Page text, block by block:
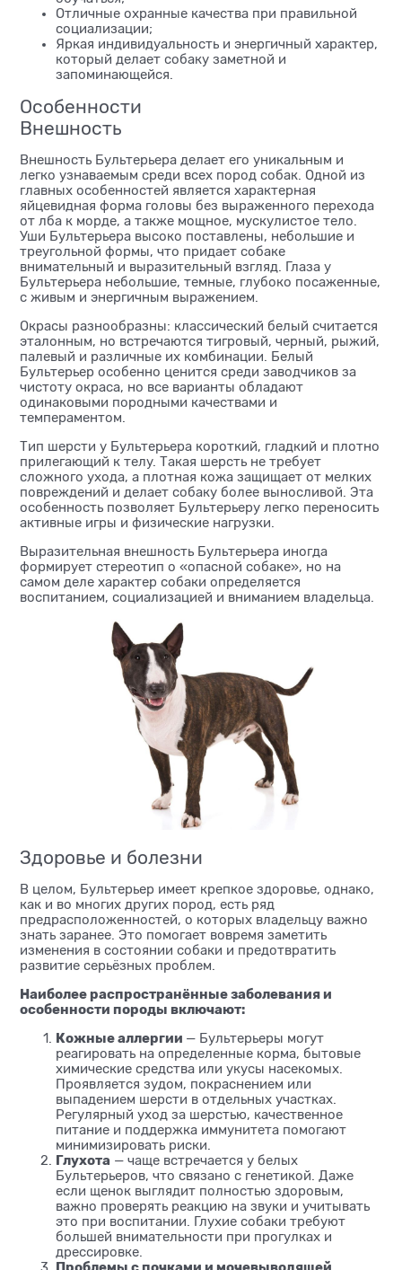
Отличные охранные качества при правильной
социализации;
Яркая индивидуальность и энергичный характер,
который делает собаку заметной и
запоминающейся.
Особенности
Внешность
Внешность Бультерьера делает его уникальным и
легко узнаваемым среди всех пород собак. Одной из
главных особенностей является характерная
яйцевидная форма головы без выраженного перехода
от лба к морде, а также мощное, мускулистое тело.
Уши Бультерьера высоко поставлены, небольшие и
треугольной формы, что придает собаке
внимательный и выразительный взгляд. Глаза у
Бультерьера небольшие, темные, глубоко посаженные,
с живым и энергичным выражением.
Окрасы разнообразны: классический белый считается
эталонным, но встречаются тигровый, черный, рыжий,
палевый и различные их комбинации. Белый
Бультерьер особенно ценится среди заводчиков за
чистоту окраса, но все варианты обладают
одинаковыми породными качествами и
темпераментом.
Тип шерсти у Бультерьера короткий, гладкий и плотно
прилегающий к телу. Такая шерсть не требует
сложного ухода, а плотная кожа защищает от мелких
повреждений и делает собаку более выносливой. Эта
особенность позволяет Бультерьеру легко переносить
активные игры и физические нагрузки.
Выразительная внешность Бультерьера иногда
формирует стереотип о «опасной собаке», но на
самом деле характер собаки определяется
воспитанием, социализацией и вниманием владельца.
Здоровье и болезни
В целом, Бультерьер имеет крепкое здоровье, однако,
как и во многих других пород, есть ряд
предрасположенностей, о которых владельцу важно
знать заранее. Это помогает вовремя заметить
изменения в состоянии собаки и предотвратить
развитие серьёзных проблем.
Наиболее распространённые заболевания и
особенности породы включают:
Кожные аллергии — Бультерьеры могут
реагировать на определенные корма, бытовые
химические средства или укусы насекомых.
Проявляется зудом, покраснением или
выпадением шерсти в отдельных участках.
Регулярный уход за шерстью, качественное
питание и поддержка иммунитета помогают
минимизировать риски.
Глухота — чаще встречается у белых
Бультерьеров, что связано с генетикой. Даже
если щенок выглядит полностью здоровым,
важно проверять реакцию на звуки и учитывать
это при воспитании. Глухие собаки требуют
большей внимательности при прогулках и
дрессировке.